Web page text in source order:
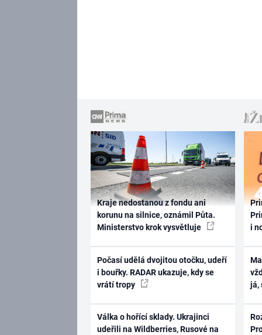
Kraje nedostanou z fondu ani
korunu na silnice, oznámil Půta.
Ministerstvo krok vysvětluje
Počasí udělá dvojitou otočku, udeří
i bouřky. RADAR ukazuje, kdy se
vrátí tropy
Válka o hořící sklady. Ukrajinci
udeřili na Wildberries, Rusové na
i
já,